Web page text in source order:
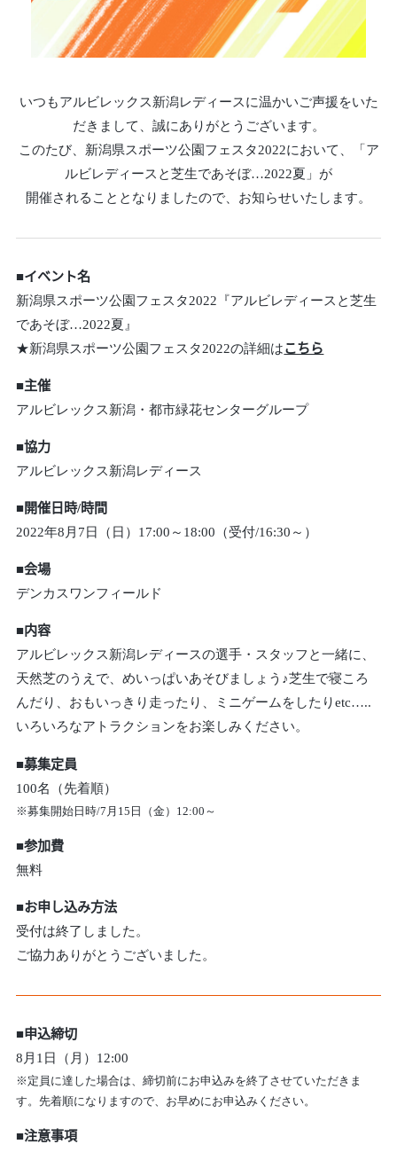
いつもアルビレックス新潟レディースに温かいご声援をいた
だきまして、誠にありがとうございます。
このたび、新潟県スポーツ公園フェスタ2022において、「ア
ルビレディースと芝生であそぼ…2022夏」が
開催されることとなりましたので、お知らせいたします。
■イベント名
新潟県スポーツ公園フェスタ2022『アルビレディースと芝生
であそぼ…2022夏』
★新潟県スポーツ公園フェスタ2022の詳細はこちら
■主催
アルビレックス新潟・都市緑花センターグループ
■協力
アルビレックス新潟レディース
■開催日時/時間
2022年8月7日（日）17:00～18:00（受付/16:30～）
■会場
デンカスワンフィールド
■内容
アルビレックス新潟レディースの選手・スタッフと一緒に、
天然芝のうえで、めいっぱいあそびましょう♪芝生で寝ころ
んだり、おもいっきり走ったり、ミニゲームをしたりetc…..
いろいろなアトラクションをお楽しみください。
■募集定員
100名（先着順）
※募集開始日時/7月15日（金）12:00～
■参加費
無料
■お申し込み方法
受付は終了しました。
ご協力ありがとうございました。
■申込締切
8月1日（月）12:00
※定員に達した場合は、締切前にお申込みを終了させていただきま
す。先着順になりますので、お早めにお申込みください。
■注意事項